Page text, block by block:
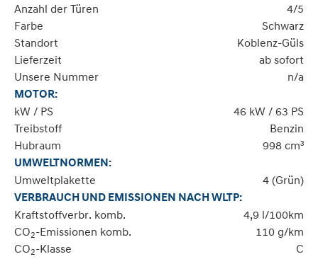
Anzahl der Türen
4/5
Farbe
Schwarz
Standort
Koblenz-Güls
Lieferzeit
ab sofort
Unsere Nummer
n/a
MOTOR:
kW / PS
46 kW / 63 PS
Treibstoff
Benzin
Hubraum
998 cm³
UMWELTNORMEN:
Umweltplakette
4 (Grün)
VERBRAUCH UND EMISSIONEN NACH WLTP:
Kraftstoffverbr. komb.
4,9 l/100km
CO2-Emissionen komb.
110 g/km
CO2-Klasse C